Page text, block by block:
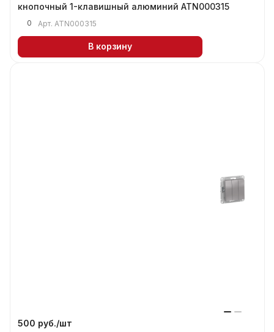
кнопочный 1-клавишный алюминий ATN000315
0 Арт. ATN000315
В корзину
500 руб./шт